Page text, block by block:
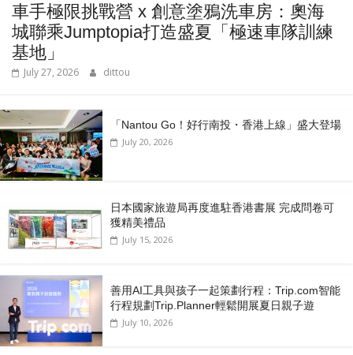
車手極限挑戰營 x 創意塗鴉洗車房：奧海
城聯乘Jumptopia打造盛夏「極速車隊訓練
基地」
July 27, 2026 dittou
「Nantou Go！好行南投・香港上線」盛大登場
July 20, 2026
日本國家旅遊局再度進駐香港書展 完成問卷可
獲精美禮品
July 15, 2026
善用AI工具與孩子一起策劃行程：Trip.com智能
行程規劃Trip.Planner輕鬆開展夏日親子遊
July 10, 2026